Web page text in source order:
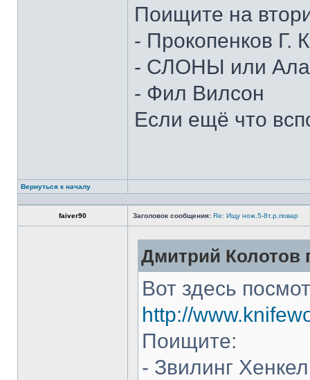
Поищите на
- Прокопенков Г.
- СЛОНЫ или
- Фил Вилсон
Если ещё что
Вернуться к началу
faiver90 Заголовок сообщения: Re: Ищу нож.5-8т.р.повар
Дмитрий Колотов
Вот здесь
http://
Поищите:
- Звилинг